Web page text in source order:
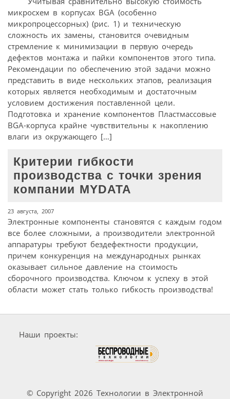
микросхем в корпусах BGA (особенно
микропроцессорных) (рис. 1) и техническую
сложность их замены, становится очевидным
стремление к минимизации в первую очередь
дефектов монтажа и пайки компонентов этого типа.
Рекомендации по обеспечению этой задачи можно
представить в виде нескольких этапов, реализация
которых является необходимым и достаточным
условием достижения поставленной цели.
Подготовка и хранение компонентов Пластмассовые
BGA-корпуса крайне чувствительны к накоплению
влаги из окружающего […]
Критерии гибкости
производства с точки зрения
компании MYDATA
23 августа, 2007
Электронные компоненты становятся с каждым годом
все более сложными, а производители электронной
аппаратуры требуют бездефектности продукции,
причем конкуренция на международных рынках
оказывает сильное давление на стоимость
сборочного производства. Ключом к успеху в этой
области может стать только гибкость производства!
Наши проекты:
© Copyright 2026 Технологии в Электронной